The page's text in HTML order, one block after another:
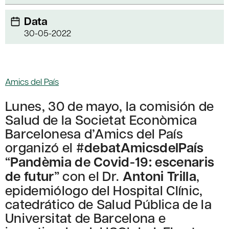
Data
30-05-2022
Amics del País
Lunes, 30 de mayo, la comisión de
Salud de la Societat Econòmica
Barcelonesa d’Amics del País
organizó el #debatAmicsdelPaís
“Pandèmia de Covid-19: escenaris
de futur” con el Dr. Antoni Trilla,
epidemiólogo del Hospital Clínic,
catedrático de Salud Pública de la
Universitat de Barcelona e